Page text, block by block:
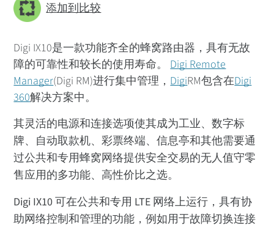
Digi IX10是一款功能齐全的蜂窝路由器，具有无故
障的可靠性和较长的使用寿命。Digi Remote
Manager(Digi RM)进行集中管理，DigiRM包含在Digi
360解决方案中。
其灵活的电源和连接选项使其成为工业、数字标
牌、自动取款机、彩票终端、信息亭和其他需要通
过公共和专用蜂窝网络提供安全交易的无人值守零
售应用的多功能、高性价比之选。
Digi IX10 可在公共和专用 LTE 网络上运行，具有协
助网络控制和管理的功能，例如用于故障切换连接
添加到比较